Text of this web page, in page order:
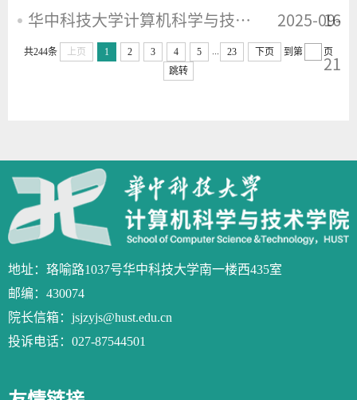
16
华中科技大学计算机科学与技术学院2026年研究生预推免通过名单 2025-09-
21
共244条 上页 1 2 3 4 5 ... 23 下页 到第
页
跳转
地址：珞喻路1037号华中科技大学南一楼西435室
邮编：430074
院长信箱：jsjzyjs@hust.edu.cn
投诉电话：027-87544501